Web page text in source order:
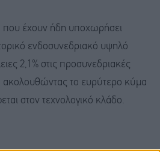
που έχουν ήδη υποχωρήσει
ενδοσυνεδριακό υψηλό
2,1% στις προσυνεδριακές
ακολουθώντας το ευρύτερο κύμα
στον τεχνολογικό κλάδο.